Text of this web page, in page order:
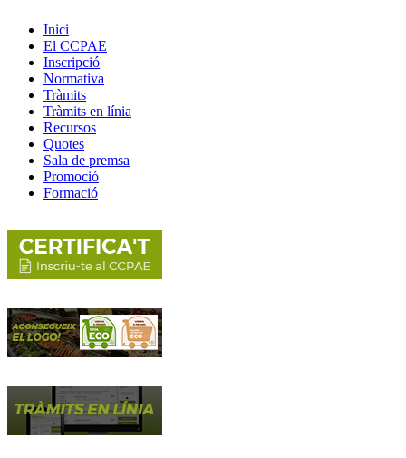
Inici
El CCPAE
Inscripció
Normativa
Tràmits
Tràmits en línia
Recursos
Quotes
Sala de premsa
Promoció
Formació